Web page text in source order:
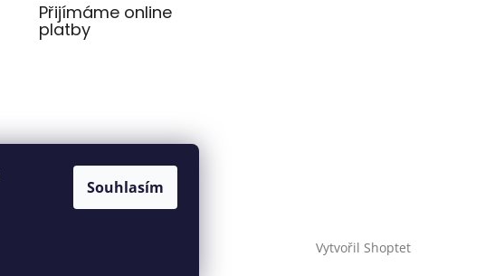
Souhlasím
Přijímáme online
platby
Vytvořil Shoptet